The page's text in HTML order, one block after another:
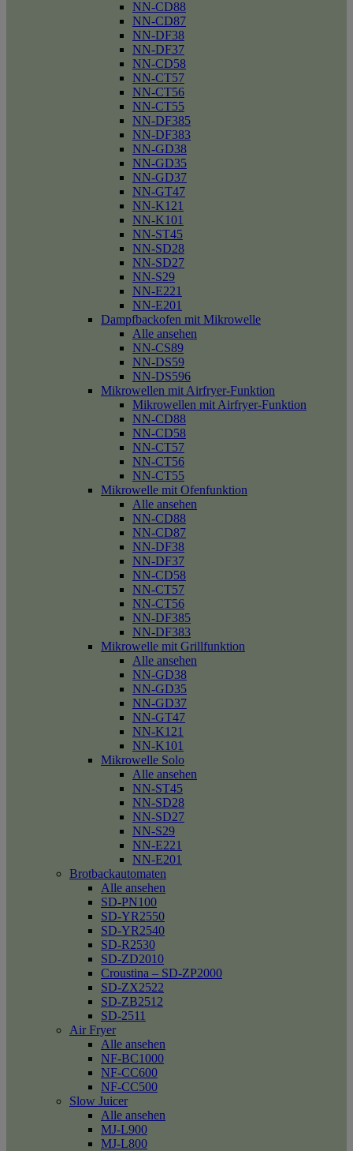
NN-CD88
NN-CD87
NN-DF38
NN-DF37
NN-CD58
NN-CT57
NN-CT56
NN-CT55
NN-DF385
NN-DF383
NN-GD38
NN-GD35
NN-GD37
NN-GT47
NN-K121
NN-K101
NN-ST45
NN-SD28
NN-SD27
NN-S29
NN-E221
NN-E201
Dampfbackofen mit Mikrowelle
Alle ansehen
NN-CS89
NN-DS59
NN-DS596
Mikrowellen mit Airfryer-Funktion
Mikrowellen mit Airfryer-Funktion
NN-CD88
NN-CD58
NN-CT57
NN-CT56
NN-CT55
Mikrowelle mit Ofenfunktion
Alle ansehen
NN-CD88
NN-CD87
NN-DF38
NN-DF37
NN-CD58
NN-CT57
NN-CT56
NN-DF385
NN-DF383
Mikrowelle mit Grillfunktion
Alle ansehen
NN-GD38
NN-GD35
NN-GD37
NN-GT47
NN-K121
NN-K101
Mikrowelle Solo
Alle ansehen
NN-ST45
NN-SD28
NN-SD27
NN-S29
NN-E221
NN-E201
Brotbackautomaten
Alle ansehen
SD-PN100
SD-YR2550
SD-YR2540
SD-R2530
SD-ZD2010
Croustina – SD-ZP2000
SD-ZX2522
SD-ZB2512
SD-2511
Air Fryer
Alle ansehen
NF-BC1000
NF-CC600
NF-CC500
Slow Juicer
Alle ansehen
MJ-L900
MJ-L800